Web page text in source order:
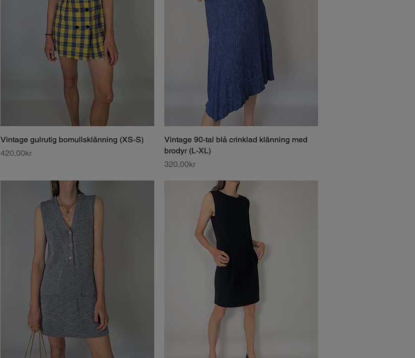
Vintage gulrutig bomullsklänning (XS-S)
Price
420,00kr
Vintage 90-tal blå crinklad klänning med
brodyr (L-XL)
Price
320,00kr